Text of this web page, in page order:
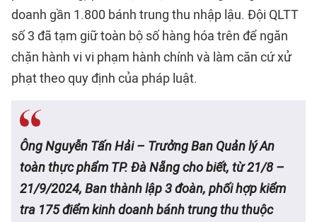
doanh gần 1.800 bánh trung thu nhập lậu. Đội QLTT
số 3 đã tạm giữ toàn bộ số hàng hóa trên để ngăn
chặn hành vi vi phạm hành chính và làm căn cứ xử
phạt theo quy định của pháp luật.
Ông Nguyễn Tấn Hải – Trưởng Ban Quản lý An
toàn thực phẩm TP. Đà Nẵng cho biết, từ 21/8 –
21/9/2024, Ban thành lập 3 đoàn, phối hợp kiểm
tra 175 điểm kinh doanhbánh trung thuthuộc